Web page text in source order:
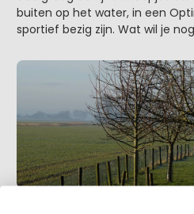
buiten op het water, in een
sportief bezig zijn. Wat wil je